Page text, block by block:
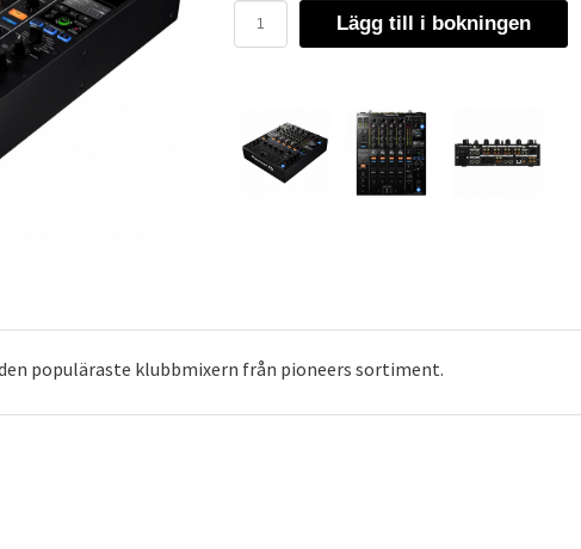
Lägg till i bokningen
den populäraste klubbmixern från pioneers sortiment.